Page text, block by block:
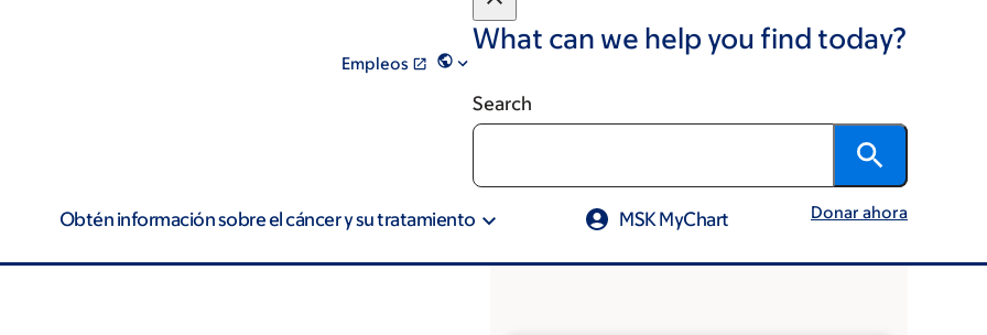
Empleos
What can we help you find today?
Search
Obtén información sobre el cáncer y su tratamiento MSK MyChart Donar ahora